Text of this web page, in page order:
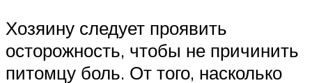
Хозяину следует проявить
осторожность, чтобы не причинить
питомцу боль. От того, насколько